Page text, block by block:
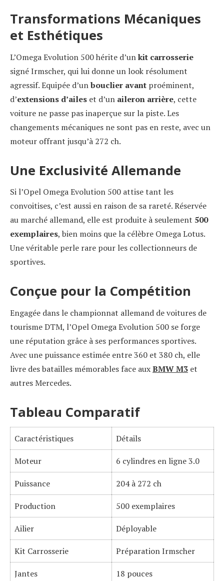
Transformations Mécaniques
et Esthétiques
L’Omega Evolution 500 hérite d’unkit carrosserie
signé Irmscher, qui lui donne un look résolument
agressif. Equipée d’unbouclier avant proéminent,
d’extensions d’ailes et d’un aileron arrière, cette
voiture ne passe pas inaperçue sur la piste. Les
changements mécaniques ne sont pas en reste, avec un
moteur offrant jusqu’à 272 ch.
Une Exclusivité Allemande
Si l’Opel Omega Evolution 500 attise tant les
convoitises, c’est aussi en raison de sa rareté. Réservée
au marché allemand, elle est produite à seulement 500
exemplaires, bien moins que la célèbre Omega Lotus.
Une véritable perle rare pour les collectionneurs de
sportives.
Conçue pour la Compétition
Engagée dans le championnat allemand de voitures de
tourisme DTM, l’Opel Omega Evolution 500 se forge
une réputation grâce à ses performances sportives.
Avec une puissance estimée entre 360 et 380 ch, elle
livre des batailles mémorables face auxBMW M3 et
autres Mercedes.
Tableau Comparatif
Caractéristiques Détails
Moteur 6 cylindres en ligne 3.0
Puissance 204 à 272 ch
Production 500 exemplaires
Ailier Déployable
Kit Carrosserie Préparation Irmscher
Jantes 18 pouces